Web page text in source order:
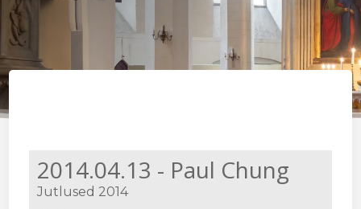
2014.04.13 - Paul Chung
Jutlused 2014